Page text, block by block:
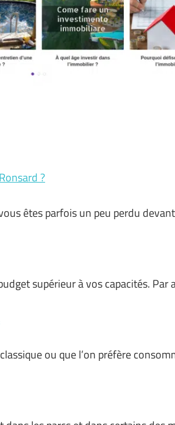
?
êtes parfois un peu perdu
supérieur à vos capacités. Par
ou que l’on préfère